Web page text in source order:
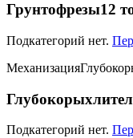
Грунтофрезы12
Подкатегорий нет.
Механизация
Подкатегорий нет.